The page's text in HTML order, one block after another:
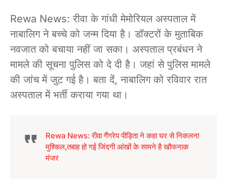
Rewa News: रीवा के गांधी मेमोरियल अस्पताल में
नाबालिग ने बच्चे को जन्म दिया है। डॉक्टरों के मुताबिक
नवजात को बचाया नहीं जा सका। अस्पताल प्रबंधन ने
मामले की सूचना पुलिस को दे दी है। जहां से पुलिस मामले
की जांच में जुट गई है। बता दें, नाबालिग को रविवार रात
अस्पताल में भर्ती कराया गया था।
Rewa News: रीवा गैंगरेप पीड़िता ने कहा घर से निकलना
मुश्किल,तबाह हो गई जिंदगी आंखों के सामने है खौफनाक
मंजर